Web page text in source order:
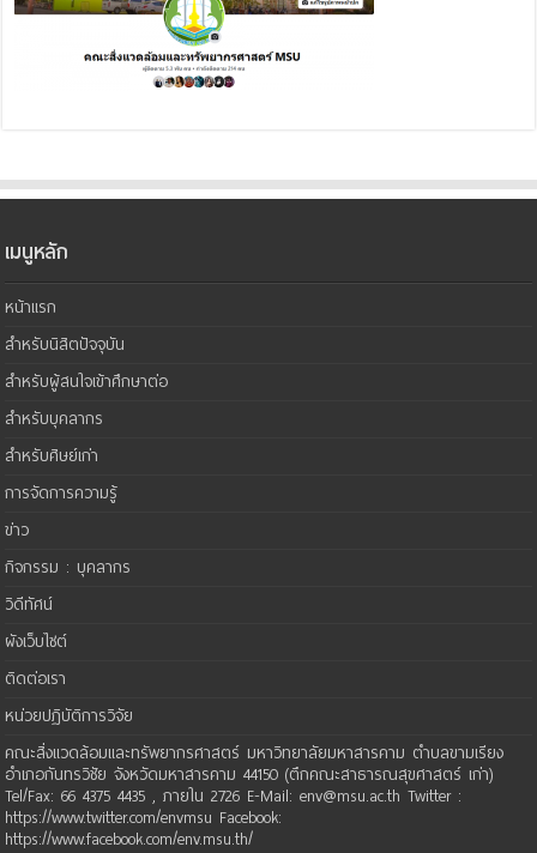
เมนูหลัก
หน้าแรก
สำหรับนิสิตปัจจุบัน
สำหรับผู้สนใจเข้าศึกษาต่อ
สำหรับบุคลากร
สำหรับศิษย์เก่า
การจัดการความรู้
ข่าว
กิจกรรม : บุคลากร
วิดีทัศน์
ผังเว็บไซต์
ติดต่อเรา
หน่วยปฏิบัติการวิจัย
คณะสิ่งแวดล้อมและทรัพยากรศาสตร์ มหาวิทยาลัยมหาสารคาม ตำบลขามเรียง
อำเภอกันทรวิชัย จังหวัดมหาสารคาม 44150 (ตึกคณะสาธารณสุขศาสตร์ เก่า)
Tel/Fax: 66 4375 4435 , ภายใน 2726 E-Mail: env@msu.ac.th Twitter :
https://www.twitter.com/envmsu Facebook:
https://www.facebook.com/env.msu.th/